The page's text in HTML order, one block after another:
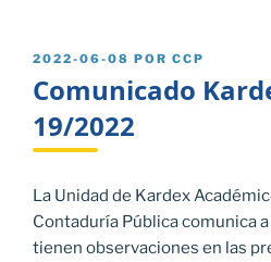
PUBLICADO
2022-06-08 POR CCP
Comunicado
19/2022
La Unidad de Kardex
Contaduría Pública comunica
tienen observaciones en las